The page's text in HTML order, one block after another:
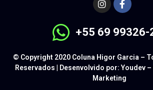
+55 69 99326-
© Copyright 2020 Coluna Higor Garcia –
Reservados | Desenvolvido por: Youdev
Marketing